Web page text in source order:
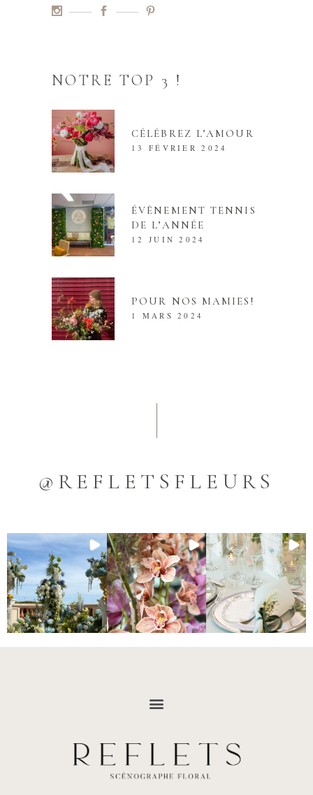
NOTRE TOP 3 !
CÉLÉBREZ L’AMOUR
13 FÉVRIER 2024
ÉVÈNEMENT TENNIS
DE L’ANNÉE
12 JUIN 2024
POUR NOS MAMIES!
1 MARS 2024
@REFLETSFLEURS